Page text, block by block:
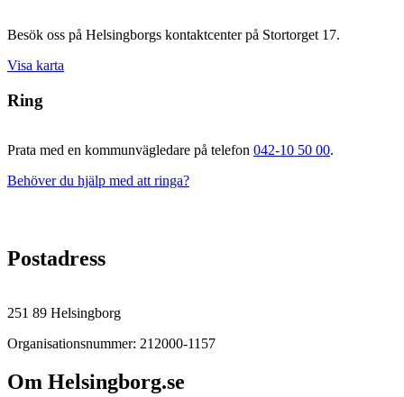
Besök oss på Helsingborgs kontaktcenter på Stortorget 17.
Visa karta
Ring
Prata med en kommunvägledare på telefon 042-10 50 00.
Behöver du hjälp med att ringa?
Postadress
251 89 Helsingborg
Organisationsnummer: 212000-1157
Om Helsingborg.se